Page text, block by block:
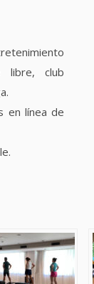
libre, club
en línea de